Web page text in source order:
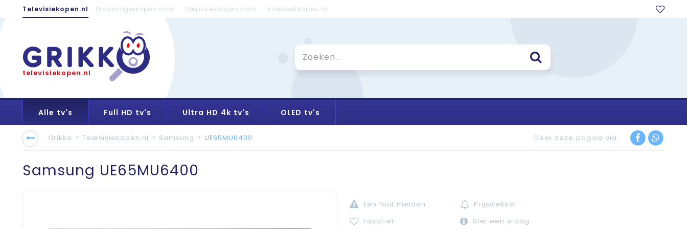
Televisiekopen.nl Wasdrogerkopen.com Diepvrieskopen.com Koelkastkopen.nl
televisiekopen.nl
Alle tv's Full HD tv's Ultra HD 4k tv's OLED tv's
Grikko > Televisiekopen.nl > Samsung > UE65MU6400 Deel deze pagina via:
Samsung UE65MU6400
Een fout melden
Prijswekker
Favoriet
Stel een vraag